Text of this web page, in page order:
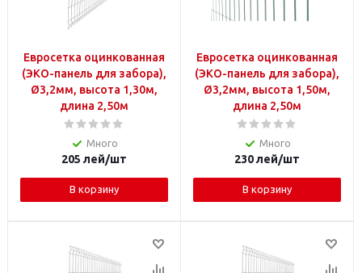
Евросетка оцинкованная
(ЭКО-панель для забора),
Ø3,2мм, высота 1,30м,
длина 2,50м
Много
205 лей/шт
В корзину
Евросетка оцинкованная
(ЭКО-панель для забора),
Ø3,2мм, высота 1,50м,
длина 2,50м
Много
230лей/шт
В корзину